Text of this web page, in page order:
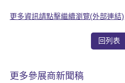
更多資訊請點擊繼續瀏覽(外部連結)
回列表
更多參展商新聞稿